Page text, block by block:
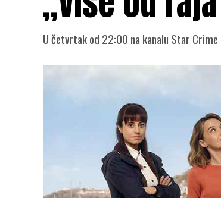
U četvrtak od 22:00 na kanalu Star Crime